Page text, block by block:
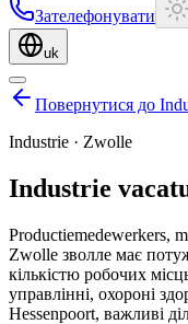
Зателефонувати
uk
Повернутися до
Industrie · Zwolle
Industrie
Productiemedewerkers,
Zwolle зволле має
кількістю робочих
управлінні, охороні
Hessenpoort, важливі